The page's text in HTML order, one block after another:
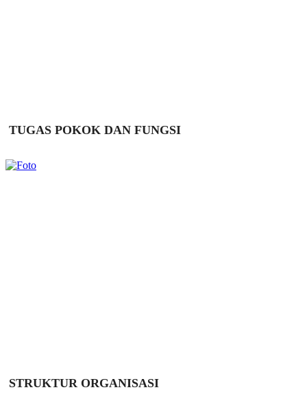
TUGAS POKOK DAN FUNGSI
STRUKTUR ORGANISASI